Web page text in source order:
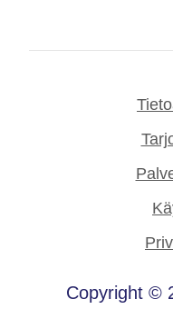
Copyright ©